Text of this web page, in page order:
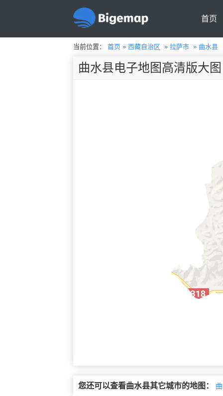
首页
当前位置： 首页» 西藏自治区 » 拉萨市» 曲水县
曲水县电子地图高清版大图
您还可以查看曲水县其它城市的地图：